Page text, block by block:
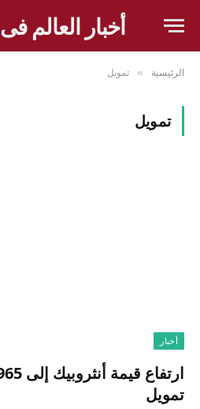
أخبار العالم فى 90 دقيقة
الرئيسية » تمويل
تمويل
أخبار
تمويل